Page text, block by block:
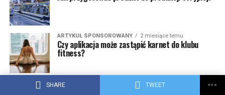
SHARE TWEET
ARTYKUŁ SPONSOROWANY 2 miesiące temu
Czy aplikacja może zastąpić karnet do klubu
fitness?